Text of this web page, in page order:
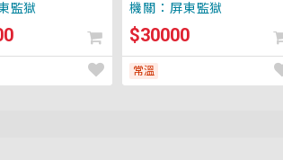
監獄 機關：屏東監獄
$30000
常溫